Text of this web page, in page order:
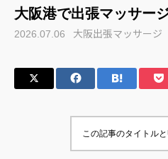
大阪港で出張マッサー
2026.07.06 大阪出張マッサージ
この記事のタイトル